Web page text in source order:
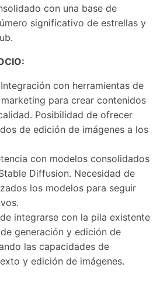
con una base de
significativo de estrellas y
con herramientas de
para crear contenidos
Posibilidad de ofrecer
de edición de imágenes a los
con modelos consolidados
Diffusion. Necesidad de
los modelos para seguir
integrarse con la pila existente
generación y edición de
las capacidades de
y edición de imágenes.